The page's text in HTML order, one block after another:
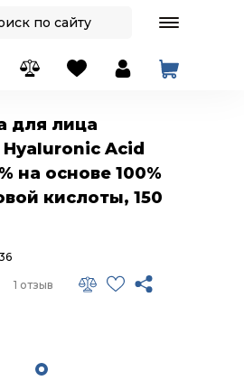
для лица
Acid
на основе 100%
кислоты, 150
1 отзыв